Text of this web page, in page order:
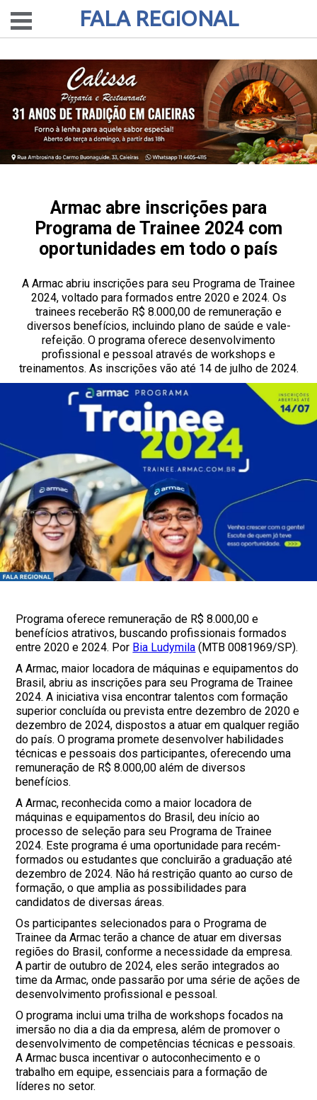
FALA REGIONAL
Armac abre inscrições para
Programa de Trainee 2024 com
oportunidades em todo o país
A Armac abriu inscrições para seu Programa de Trainee
2024, voltado para formados entre 2020 e 2024. Os
trainees receberão R$ 8.000,00 de remuneração e
diversos benefícios, incluindo plano de saúde e vale-
refeição. O programa oferece desenvolvimento
profissional e pessoal através de workshops e
treinamentos. As inscrições vão até 14 de julho de 2024.
Programa oferece remuneração de R$ 8.000,00 e
benefícios atrativos, buscando profissionais formados
entre 2020 e 2024. Por Bia Ludymila (MTB 0081969/SP).
A Armac, maior locadora de máquinas e equipamentos do
Brasil, abriu as inscrições para seu Programa de Trainee
2024. A iniciativa visa encontrar talentos com formação
superior concluída ou prevista entre dezembro de 2020 e
dezembro de 2024, dispostos a atuar em qualquer região
do país. O programa promete desenvolver habilidades
técnicas e pessoais dos participantes, oferecendo uma
remuneração de R$ 8.000,00 além de diversos
benefícios.
A Armac, reconhecida como a maior locadora de
máquinas e equipamentos do Brasil, deu início ao
processo de seleção para seu Programa de Trainee
2024. Este programa é uma oportunidade para recém-
formados ou estudantes que concluirão a graduação até
dezembro de 2024. Não há restrição quanto ao curso de
formação, o que amplia as possibilidades para
candidatos de diversas áreas.
Os participantes selecionados para o Programa de
Trainee da Armac terão a chance de atuar em diversas
regiões do Brasil, conforme a necessidade da empresa.
A partir de outubro de 2024, eles serão integrados ao
time da Armac, onde passarão por uma série de ações de
desenvolvimento profissional e pessoal.
O programa inclui uma trilha de workshops focados na
imersão no dia a dia da empresa, além de promover o
desenvolvimento de competências técnicas e pessoais.
A Armac busca incentivar o autoconhecimento e o
trabalho em equipe, essenciais para a formação de
líderes no setor.